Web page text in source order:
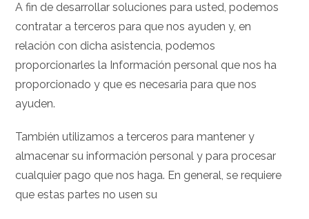
A fin de desarrollar soluciones para usted, podemos
contratar a terceros para que nos ayuden y, en
relación con dicha asistencia, podemos
proporcionarles la Información personal que nos ha
proporcionado y que es necesaria para que nos
ayuden.
También utilizamos a terceros para mantener y
almacenar su información personal y para procesar
cualquier pago que nos haga. En general, se requiere
que estas partes no usen su